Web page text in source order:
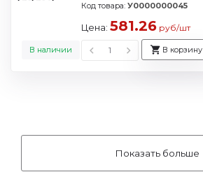
В наличии
Код товара: У0000000045
Цена: 581.26 руб/шт
В корзину
Показать больше